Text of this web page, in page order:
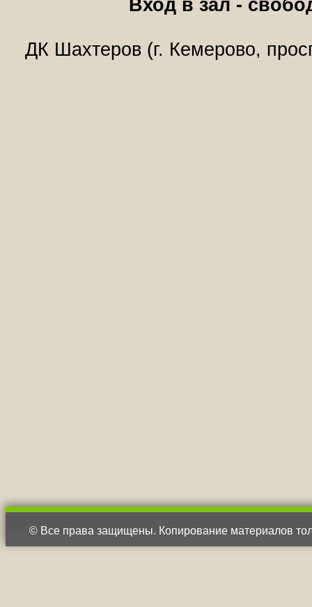
Вход в зал -
ДК Шахтеров (г. Кемерово,
© Все права защищены. Копирование материалов